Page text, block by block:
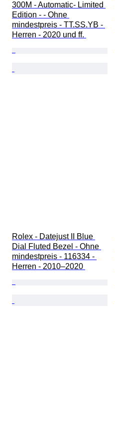
300M - Automatic- Limited
Edition - - Ohne
mindestpreis - TT.SS.YB -
Herren - 2020 und ff.
Rolex - Datejust II Blue
Dial Fluted Bezel - Ohne
mindestpreis - 116334 -
Herren - 2010–2020